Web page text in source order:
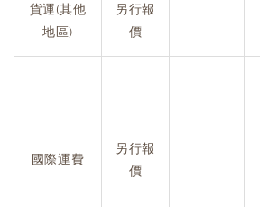
貨運(其他
地區)
另行報
價
國際運費
另行報
價